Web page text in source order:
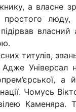
а власне
люду,
власний
титулів,
Універсал
а
Чомусь
Каменяра.